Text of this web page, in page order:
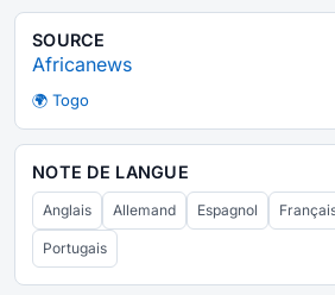
SOURCE
Africanews
🌍 Togo
NOTE DE LANGUE
Anglais Allemand Espagnol
Portugais